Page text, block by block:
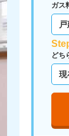
ガス
どち